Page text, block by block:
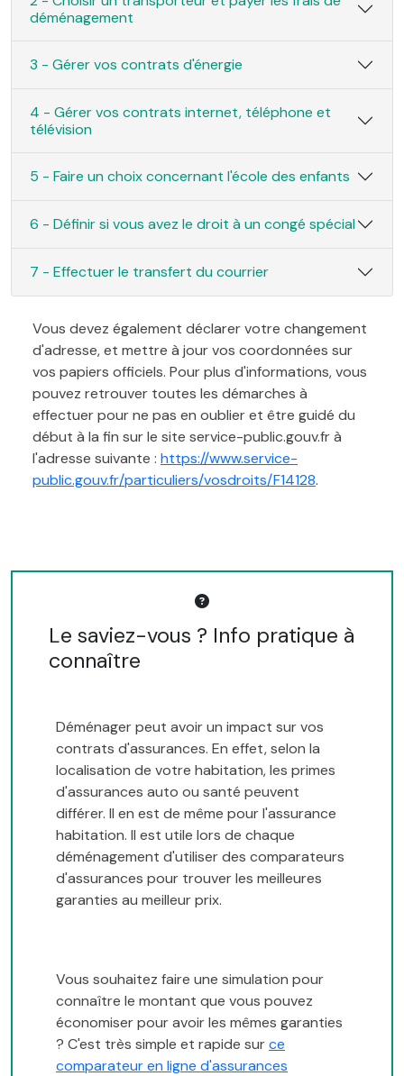
déménagement
3 - Gérer vos contrats d'énergie
4 - Gérer vos contrats internet, téléphone et
télévision
5 - Faire un choix concernant l'école des enfants
6 - Définir si vous avez le droit à un congé spécial
7 - Effectuer le transfert du courrier
Vous devez également déclarer votre changement
d'adresse, et mettre à jour vos coordonnées sur
vos papiers officiels. Pour plus d'informations, vous
pouvez retrouver toutes les démarches à
effectuer pour ne pas en oublier et être guidé du
début à la fin sur le site service-public.gouv.fr à
l'adresse suivante : https://www.service-
public.gouv.fr/particuliers/vosdroits/F14128.
Le saviez-vous ? Info pratique à
connaître
Déménager peut avoir un impact sur vos
contrats d'assurances. En effet, selon la
localisation de votre habitation, les primes
d'assurances auto ou santé peuvent
différer. Il en est de même pour l'assurance
habitation. Il est utile lors de chaque
déménagement d'utiliser des comparateurs
d'assurances pour trouver les meilleures
garanties au meilleur prix.
Vous souhaitez faire une simulation pour
connaître le montant que vous pouvez
économiser pour avoir les mêmes garanties
? C'est très simple et rapide surce
comparateur en ligne d'assurances